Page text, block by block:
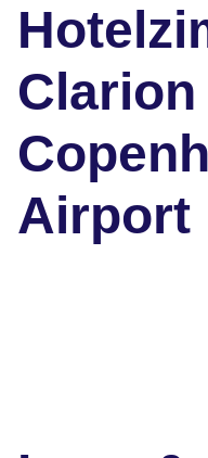
Clarion
Airport